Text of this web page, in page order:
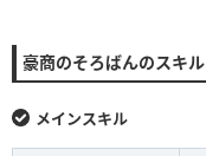
豪商のそろばんのスキル
メインスキル